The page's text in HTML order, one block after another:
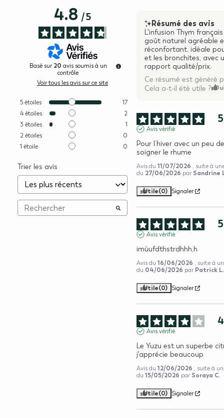
4.8/5
Basé sur 20 avis soumis à un
contrôle
Voir tous les avis sur ce site
5 étoiles
17
4 étoiles
2
3 étoiles
1
2 étoiles
0
1 étoile 0
Trier les avis
Résumé des avis
L'infusion Thym
goût naturel agréable
réconfortant, idéale
et les bronchites, avec
rapport qualité/prix.
Ce résumé est généré
Cela a-t-il été utile ?
5
Avis vérifié
Pour l’hiver avec un peu
soigner le rhume
Avis du11/07/2026 , suite à
du 27/06/2026 par Sandrine
Utile(0) Signaler
5
Avis vérifié
imùufdthstrdhhh,h
Avis du16/06/2026 , suite à
du 04/06/2026 par Patrick L.
Utile(0) Signaler
4
Avis vérifié
Le Yuzu est un superbe
j'apprécie beaucoup
Avis du12/06/2026 , suite à
du15/05/2026 par Soraya C.
Utile(0) Signaler